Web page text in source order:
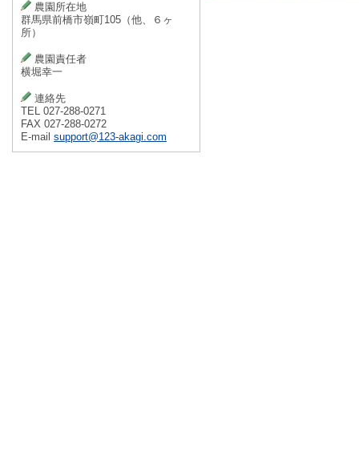
農園所在地
群馬県前橋市嶺町105（他、６ヶ
所）
農園責任者
横堀幸一
連絡先
TEL 027-288-0271
FAX 027-288-0272
E-mail support@123-akagi.com